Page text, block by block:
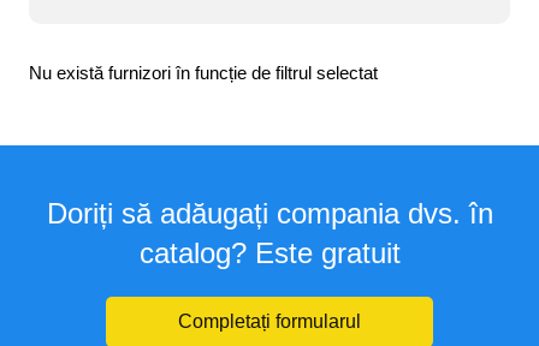
Nu există furnizori în funcție de filtrul selectat
Doriți să adăugați compania dvs. în
catalog? Este gratuit
Completați formularul